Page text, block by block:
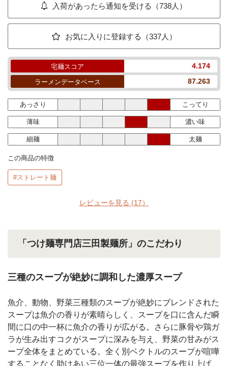
入荷があったら通知を受ける（738人）
お気に入りに登録する（337人）
宅麺スコア 4.174
ラーメンデータベース 87.263
あっさり こってり
薄味 濃い味
細麺 太麺
この商品の特徴
#ストレート麺
レビューを見る (17）
「つけ麺専門店三田製麺所」のこだわり
三種のスープが絶妙に調和した濃厚スープ
魚介、動物、野菜三種類のスープが絶妙にブレンドされた
スープは魚介の香りが素晴らしく、スープを口に含んだ瞬
間に口の中一杯に魚介の香りが広がる。さらに豚骨や鶏ガ
ラが生み出すコクがスープに深みを与え、野菜の甘みがス
ープ全体をまとめている。全く別ベクトルのスープが喧嘩
することなく助けあい三位一体の最強スープを作り上げ